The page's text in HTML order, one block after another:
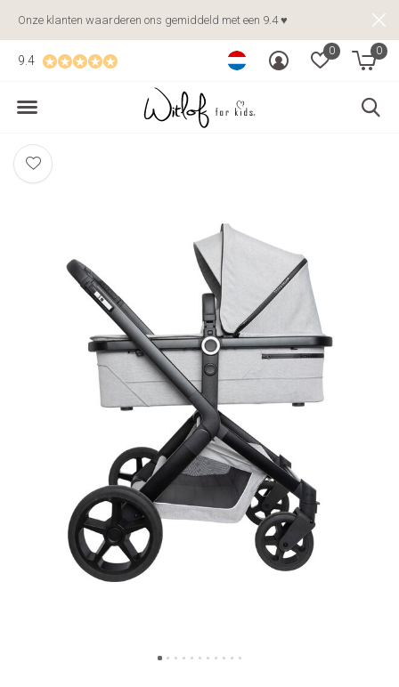
0 0
9.4
Onze klanten waarderen ons gemiddeld met een 9.4 ♥